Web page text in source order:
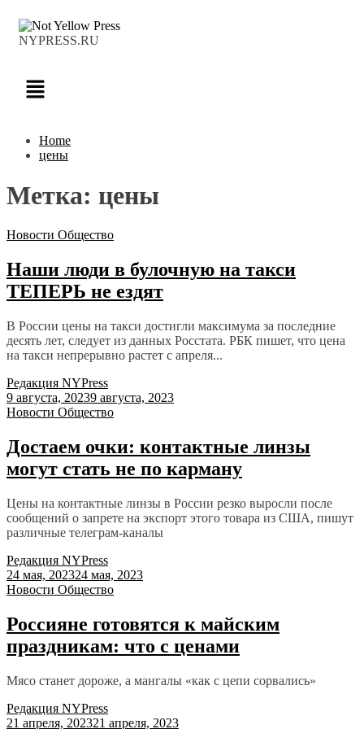
NYPRESS.RU
Home
цены
Метка: цены
Новости Общество
Наши люди в булочную на такси
ТЕПЕРЬ не ездят
В России цены на такси достигли максимума за последние
десять лет, следует из данных Росстата. РБК пишет, что цена
на такси непрерывно растет с апреля...
Редакция NYPress
9 августа, 20239 августа, 2023
Новости Общество
Достаем очки: контактные линзы
могут стать не по карману
Цены на контактные линзы в России резко выросли после
сообщений о запрете на экспорт этого товара из США, пишут
различные телеграм-каналы
Редакция NYPress
24 мая, 202324 мая, 2023
Новости Общество
Россияне готовятся к майским
праздникам: что с ценами
Мясо станет дороже, а мангалы «как с цепи сорвались»
Редакция NYPress
21 апреля, 202321 апреля, 2023